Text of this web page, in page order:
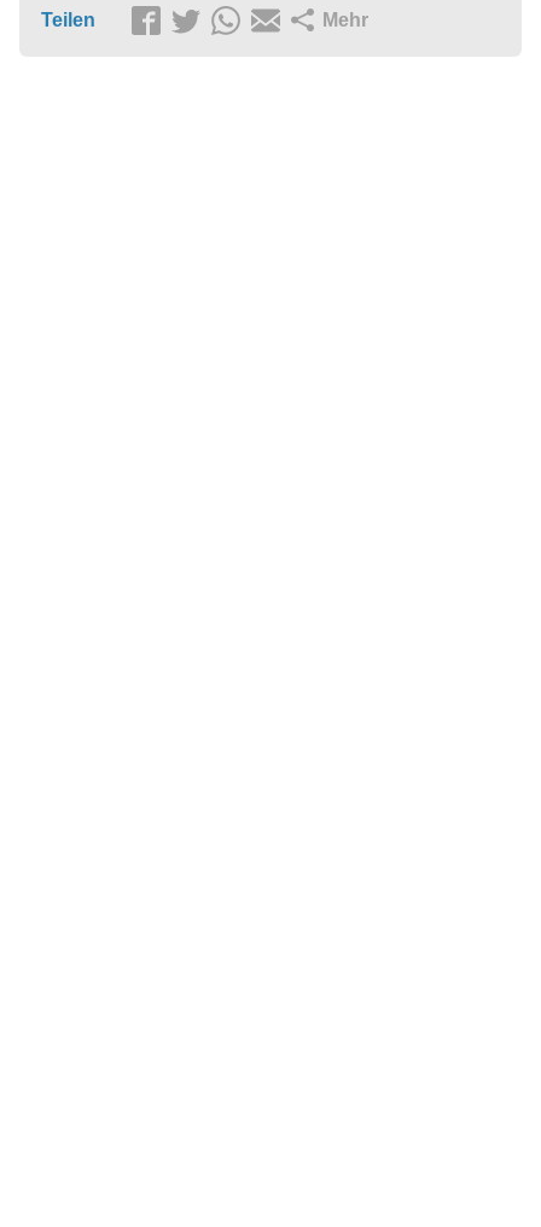
Teilen Mehr